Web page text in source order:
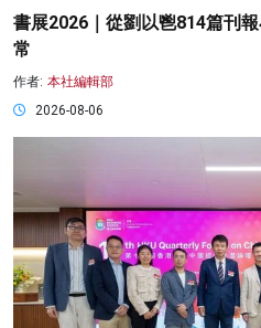
書展2026｜從劉以鬯814篇刊
常
作者: 本社編輯部
2026-08-06